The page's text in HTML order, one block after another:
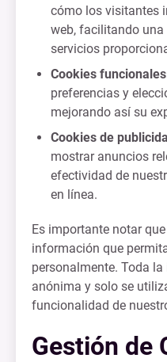
cómo los visitantes
web, facilitando
servicios
Cookies
preferencias y
mejorando así su
Cookies de
mostrar anuncios
efectividad de
en línea.
Es importante notar
información que
personalmente. Toda
anónima y solo se
funcionalidad de
Gestión de